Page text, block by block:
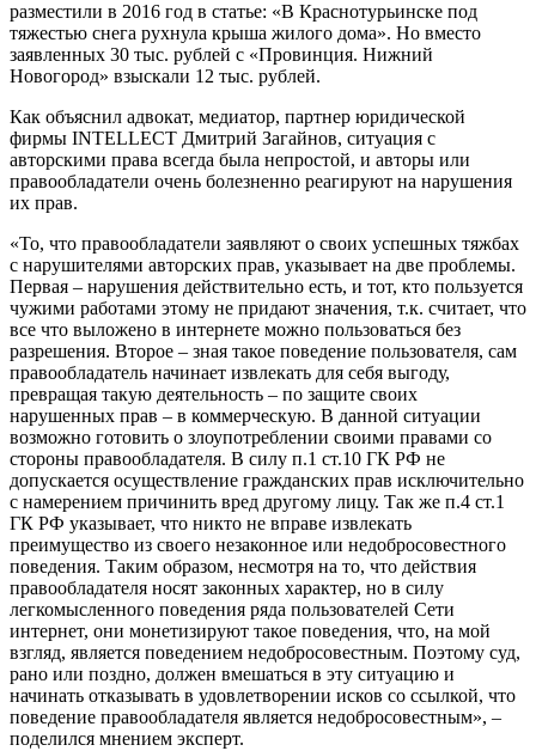
разместили в 2016 год в статье: «В Краснотурьинске под
тяжестью снега рухнула крыша жилого дома». Но вместо
заявленных 30 тыс. рублей с «Провинция. Нижний
Новогород» взыскали 12 тыс. рублей.
Как объяснил адвокат, медиатор, партнер юридической
фирмы INTELLECT Дмитрий Загайнов, ситуация с
авторскими права всегда была непростой, и авторы или
правообладатели очень болезненно реагируют на нарушения
их прав.
«То, что правообладатели заявляют о своих успешных тяжбах
с нарушителями авторских прав, указывает на две проблемы.
Первая – нарушения действительно есть, и тот, кто пользуется
чужими работами этому не придают значения, т.к. считает, что
все что выложено в интернете можно пользоваться без
разрешения. Второе – зная такое поведение пользователя, сам
правообладатель начинает извлекать для себя выгоду,
превращая такую деятельность – по защите своих
нарушенных прав – в коммерческую. В данной ситуации
возможно готовить о злоупотреблении своими правами со
стороны правообладателя. В силу п.1 ст.10 ГК РФ не
допускается осуществление гражданских прав исключительно
с намерением причинить вред другому лицу. Так же п.4 ст.1
ГК РФ указывает, что никто не вправе извлекать
преимущество из своего незаконное или недобросовестного
поведения. Таким образом, несмотря на то, что действия
правообладателя носят законных характер, но в силу
легкомысленного поведения ряда пользователей Сети
интернет, они монетизируют такое поведения, что, на мой
взгляд, является поведением недобросовестным. Поэтому суд,
рано или поздно, должен вмешаться в эту ситуацию и
начинать отказывать в удовлетворении исков со ссылкой, что
поведение правообладателя является недобросовестным», –
поделился мнением эксперт.